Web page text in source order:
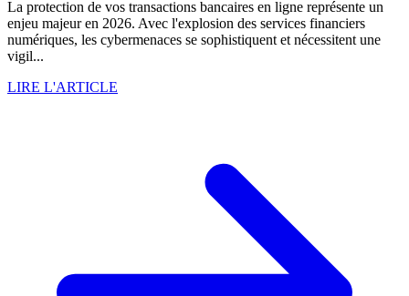
La protection de vos transactions bancaires en ligne représente un
enjeu majeur en 2026. Avec l'explosion des services financiers
numériques, les cybermenaces se sophistiquent et nécessitent une
vigil...
LIRE L'ARTICLE